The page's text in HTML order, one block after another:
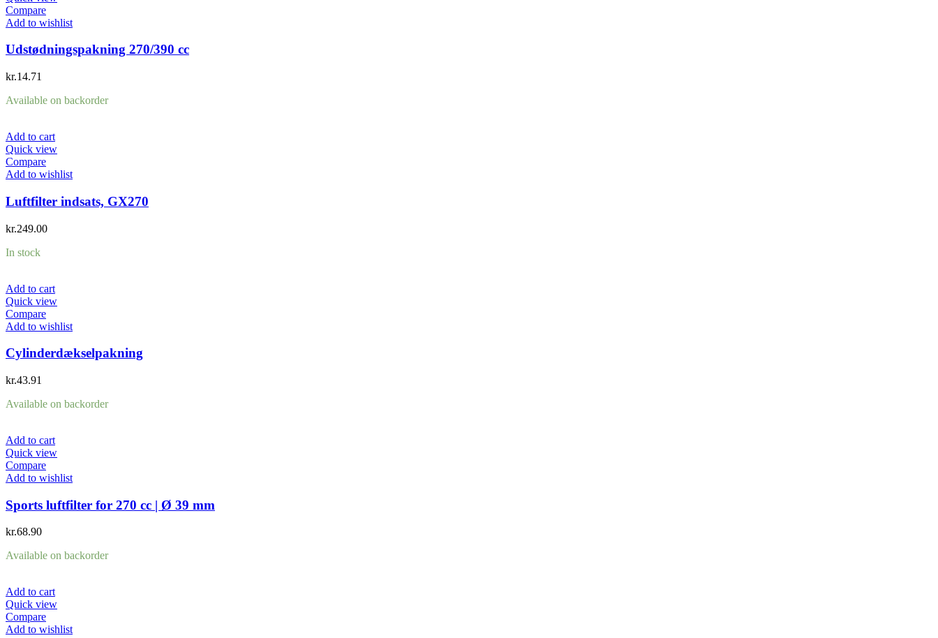
Compare
Add to wishlist
Udstødningspakning 270/390 cc
kr.14.71
Available on backorder
Add to cart
Quick view
Compare
Add to wishlist
Luftfilter indsats, GX270
kr.249.00
In stock
Add to cart
Quick view
Compare
Add to wishlist
Cylinderdækselpakning
kr.43.91
Available on backorder
Add to cart
Quick view
Compare
Add to wishlist
Sports luftfilter for 270 cc | Ø 39 mm
kr.68.90
Available on backorder
Add to cart
Quick view
Compare
Add to wishlist